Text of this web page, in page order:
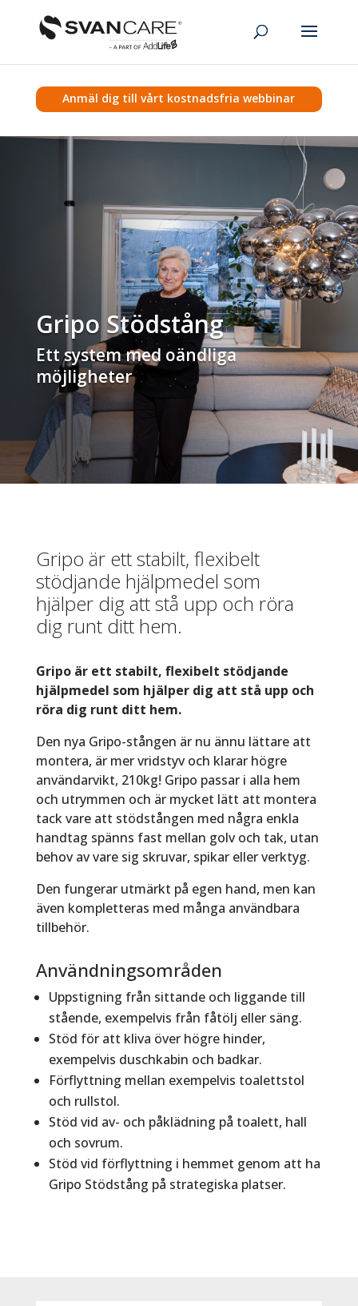
Anmäl dig till vårt kostnadsfria webbinar
Gripo Stödstång
Ett system med oändliga
möjligheter
Gripo är ett stabilt, flexibelt
stödjande hjälpmedel som
hjälper dig att stå upp och röra
dig runt ditt hem.
Gripo är ett stabilt, flexibelt stödjande
hjälpmedel som hjälper dig att stå upp och
röra dig runt ditt hem.
Den nya Gripo-stången är nu ännu lättare att
montera, är mer vridstyv och klarar högre
användarvikt, 210kg! Gripo passar i alla hem
och utrymmen och är mycket lätt att montera
tack vare att stödstången med några enkla
handtag spänns fast mellan golv och tak, utan
behov av vare sig skruvar, spikar eller verktyg.
Den fungerar utmärkt på egen hand, men kan
även kompletteras med många användbara
tillbehör.
Användningsområden
Uppstigning från sittande och liggande till
stående, exempelvis från fåtölj eller säng.
Stöd för att kliva över högre hinder,
exempelvis duschkabin och badkar.
Förflyttning mellan exempelvis toalettstol
och rullstol.
Stöd vid av- och påklädning på toalett, hall
och sovrum.
Stöd vid förflyttning i hemmet genom att ha
Gripo Stödstång på strategiska platser.